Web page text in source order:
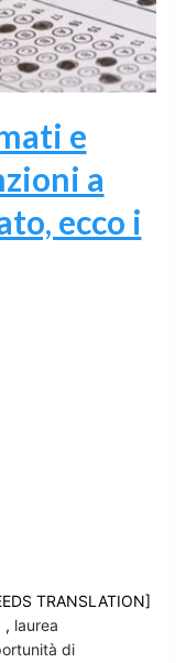
e
a
ecco i
TRANSLATION]
, laurea
di